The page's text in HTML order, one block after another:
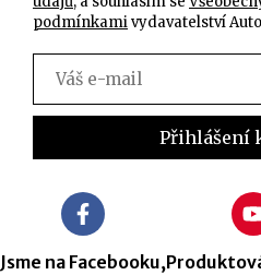
podmínkamivydavatelství
Jsme na Facebooku,